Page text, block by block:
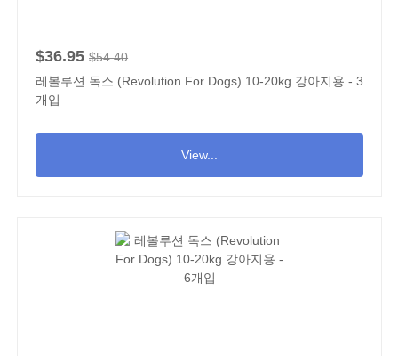
$36.95 $54.40
레볼루션 독스 (Revolution For Dogs) 10-20kg 강아지용 - 3
개입
View...